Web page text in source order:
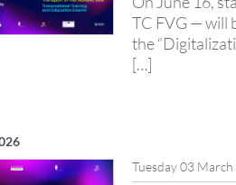
TC FVG — will
the
[…]
Tuesday 03